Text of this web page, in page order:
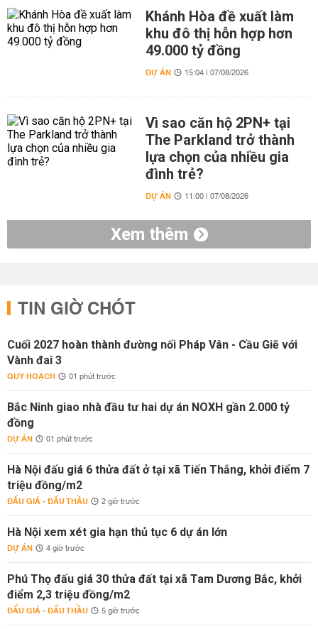
Khánh Hòa đề xuất làm
khu đô thị hỗn hợp hơn
49.000 tỷ đồng
DỰ ÁN 15:04 | 07/08/2026
Vì sao căn hộ 2PN+ tại
The Parkland trở thành
lựa chọn của nhiều gia
đình trẻ?
DỰ ÁN 11:00 | 07/08/2026
Xem thêm
TIN GIỜ CHÓT
Cuối 2027 hoàn thành đường nối Pháp Vân - Cầu Giẽ với
Vành đai 3
QUY HOẠCH 01 phút trước
Bắc Ninh giao nhà đầu tư hai dự án NOXH gần 2.000 tỷ
đồng
DỰ ÁN 01 phút trước
Hà Nội đấu giá 6 thửa đất ở tại xã Tiến Thắng, khởi điểm 7
triệu đồng/m2
ĐẤU GIÁ - ĐẤU THẦU 2 giờ trước
Hà Nội xem xét gia hạn thủ tục 6 dự án lớn
DỰ ÁN 4 giờ trước
Phú Thọ đấu giá 30 thửa đất tại xã Tam Dương Bắc, khởi
điểm 2,3 triệu đồng/m2
ĐẤU GIÁ - ĐẤU THẦU 5 giờ trước